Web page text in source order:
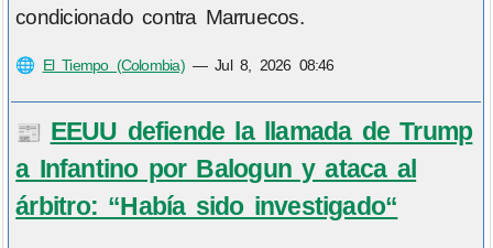
condicionado contra Marruecos.
🌐 El Tiempo (Colombia)—Jul 8, 2026 08:46
📰 EEUU defiende la llamada de Trump
a Infantino por Balogun y ataca al
árbitro: “Había sido investigado“